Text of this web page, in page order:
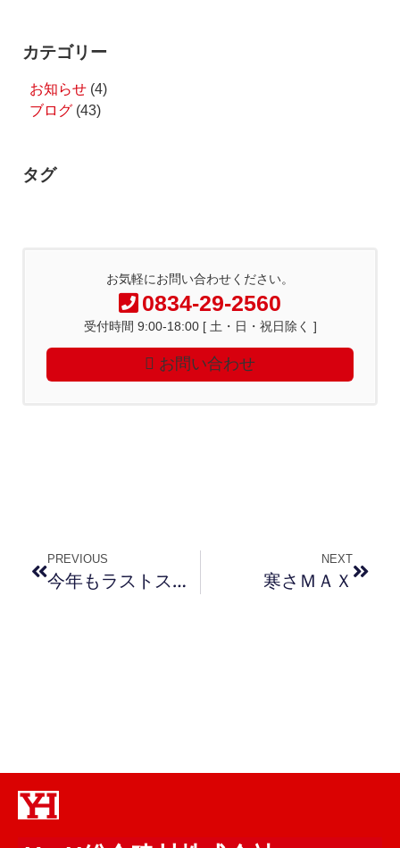
カテゴリー
お知らせ (4)
ブログ (43)
タグ
お気軽にお問い合わせください。
0834-29-2560
受付時間 9:00-18:00 [ 土・日・祝日除く ]
お問い合わせ
PREVIOUS
今年もラストスパート
NEXT
寒さＭＡＸ